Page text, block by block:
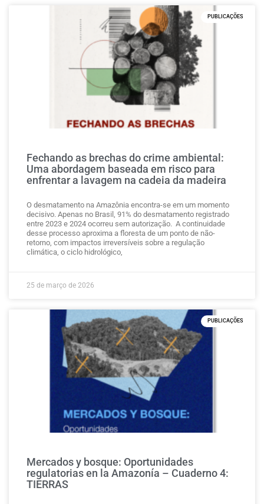
PUBLICAÇÕES
Fechando as brechas do crime ambiental:
Uma abordagem baseada em risco para
enfrentar a lavagem na cadeia da madeira
O desmatamento na Amazônia encontra-se em um momento
decisivo. Apenas no Brasil, 91% do desmatamento registrado
entre 2023 e 2024 ocorreu sem autorização. A continuidade
desse processo aproxima a floresta de um ponto de não-
retorno, com impactos irreversíveis sobre a regulação
climática, o ciclo hidrológico,
25 de março de 2026
PUBLICAÇÕES
Mercados y bosque: Oportunidades
regulatorias en la Amazonía – Cuaderno 4:
TIERRAS